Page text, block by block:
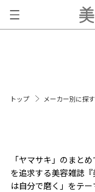
トップ メーカー別に探す
「ヤマサキ」のまと
を追求する美容雑誌
は自分で磨く」をテ